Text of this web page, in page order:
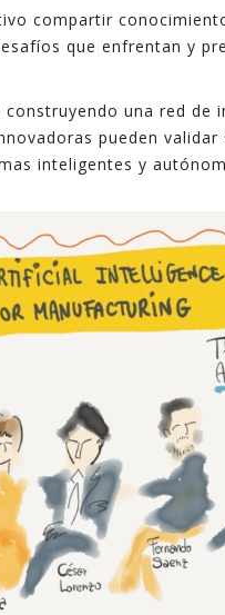
compartir
que enfrentan y
construyendo una red
pueden
inteligentes y